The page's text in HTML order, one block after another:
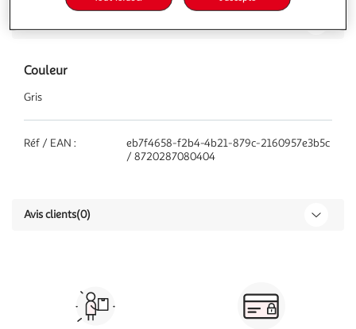
Couleur
Gris
Réf / EAN :
eb7f4658-f2b4-4b21-879c-2160957e3b5c
/ 8720287080404
Avis clients(0)